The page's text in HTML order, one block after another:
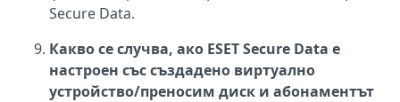
Secure Data.
Какво се случва, ако ESET Secure Data е
настроен със създадено виртуално
устройство/преносим диск и абонаментът